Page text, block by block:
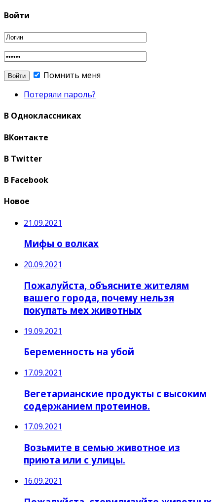
Войти
Помнить меня
Потеряли пароль?
В Одноклассниках
ВКонтакте
В Twitter
В Facebook
Новое
21.09.2021
Мифы о волках
20.09.2021
Пожалуйста, объясните жителям
вашего города, почему нельзя
покупать мех животных
19.09.2021
Беременность на убой
17.09.2021
Вегетарианские продукты с высоким
содержанием протеинов.
17.09.2021
Возьмите в семью животное из
приюта или с улицы.
16.09.2021